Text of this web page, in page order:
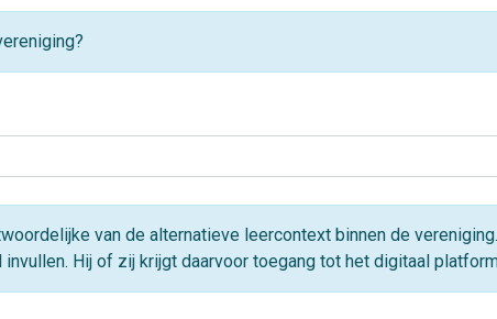
van de alternatieve leercontext binnen de
Hij of zij krijgt daarvoor toegang tot het digitaal